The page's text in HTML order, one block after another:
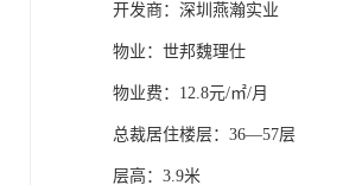
开发商：深圳燕瀚实业
物业：世邦魏理仕
物业费：12.8元/㎡/月
总裁居住楼层：36—57层
层高：3.9米